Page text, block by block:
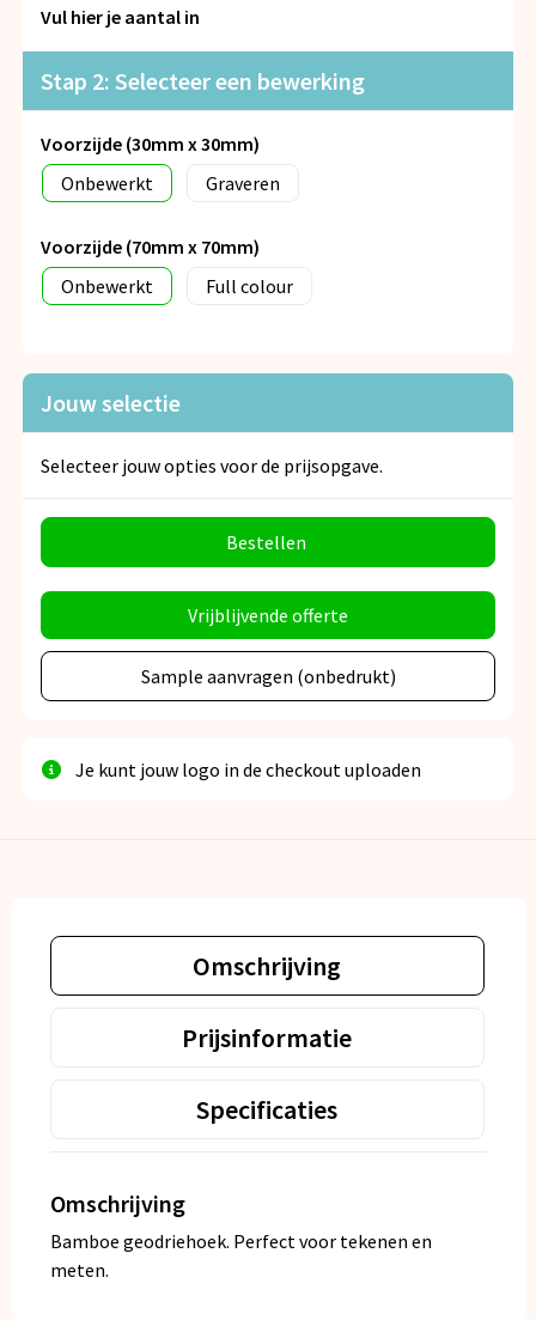
Snoepgoed
Spellen voor binnen en buiten
Veiligheid, Auto en Fiets
Vrije tijd en Strand
Anti-stress
Vul hier je aantal in
Stap 2: Selecteer een bewerking
Voorzijde (30mm x 30mm)
Onbewerkt
Graveren
Voorzijde (70mm x 70mm)
Onbewerkt
Full colour
Jouw selectie
Selecteer jouw opties voor de prijsopgave.
Bestellen
Vrijblijvende offerte
Sample aanvragen (onbedrukt)
Je kunt jouw logo in de checkout uploaden
Omschrijving
Prijsinformatie
Specificaties
Omschrijving
Bamboe geodriehoek. Perfect voor tekenen en
meten.